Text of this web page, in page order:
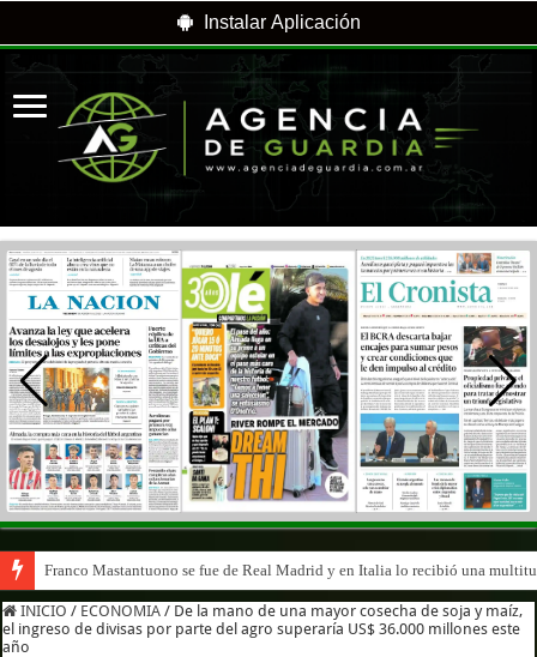
Instalar Aplicación
Franco Mastantuono se fue de Real Madrid y en Italia lo recibió una
INICIO / ECONOMIA / De la mano de una mayor cosecha de soja y maíz,
el ingreso de divisas por parte del agro superaría US$ 36.000 millones este
año